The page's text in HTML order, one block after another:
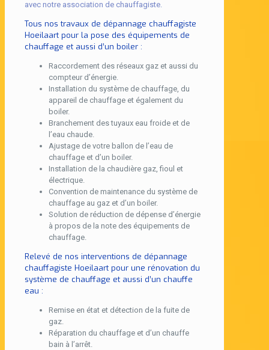
avec notre association de chauffagiste.
Tous nos travaux de dépannage chauffagiste
Hoeilaart pour la pose des équipements de
chauffage et aussi d’un boiler :
Raccordement des réseaux gaz et aussi du
compteur d’énergie.
Installation du système de chauffage, du
appareil de chauffage et également du
boiler.
Branchement des tuyaux eau froide et de
l’eau chaude.
Ajustage de votre ballon de l’eau de
chauffage et d’un boiler.
Installation de la chaudière gaz, fioul et
électrique.
Convention de maintenance du système de
chauffage au gaz et d’un boiler.
Solution de réduction de dépense d’énergie
à propos de la note des équipements de
chauffage.
Relevé de nos interventions de dépannage
chauffagiste Hoeilaart pour une rénovation du
système de chauffage et aussi d’un chauffe
eau :
Remise en état et détection de la fuite de
gaz.
Réparation du chauffage et d’un chauffe
bain à l’arrêt.